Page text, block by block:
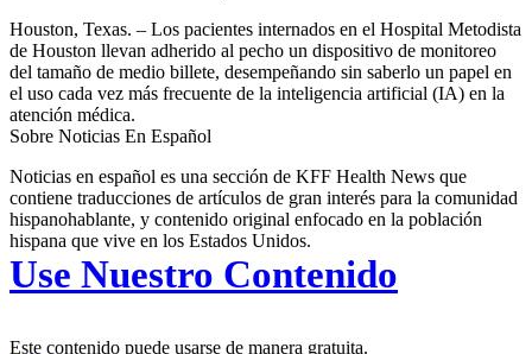
Houston, Texas. – Los pacientes internados en el Hospital Metodista
de Houston llevan adherido al pecho un dispositivo de monitoreo
del tamaño de medio billete, desempeñando sin saberlo un papel en
el uso cada vez más frecuente de la inteligencia artificial (IA) en la
atención médica.
Sobre Noticias En Español
Noticias en español es una sección de KFF Health News que
contiene traducciones de artículos de gran interés para la comunidad
hispanohablante, y contenido original enfocado en la población
hispana que vive en los Estados Unidos.
Use Nuestro Contenido
Este contenido puede usarse de manera gratuita.